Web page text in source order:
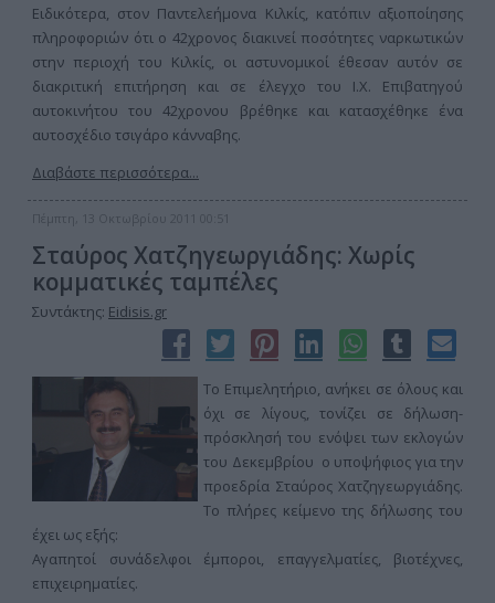
Ειδικότερα, στον Παντελεήμονα Κιλκίς, κατόπιν αξιοποίησης
πληροφοριών ότι ο 42χρονος διακινεί ποσότητες ναρκωτικών
στην περιοχή του Κιλκίς, οι αστυνομικοί έθεσαν αυτόν σε
διακριτική επιτήρηση και σε έλεγχο του Ι.Χ. Επιβατηγού
αυτοκινήτου του 42χρονου βρέθηκε και κατασχέθηκε ένα
αυτοσχέδιο τσιγάρο κάνναβης.
Διαβάστε περισσότερα...
Πέμπτη, 13 Οκτωβρίου 2011 00:51
Σταύρος Χατζηγεωργιάδης: Χωρίς
κομματικές ταμπέλες
Συντάκτης: Eidisis.gr
Το Επιμελητήριο, ανήκει σε όλους και
όχι σε λίγους, τονίζει σε δήλωση-
πρόσκλησή του ενόψει των εκλογών
του Δεκεμβρίου ο υποψήφιος για την
προεδρία Σταύρος Χατζηγεωργιάδης.
Το πλήρες κείμενο της δήλωσης του
έχει ως εξής:
Αγαπητοί συνάδελφοι έμποροι, επαγγελματίες, βιοτέχνες,
επιχειρηματίες.